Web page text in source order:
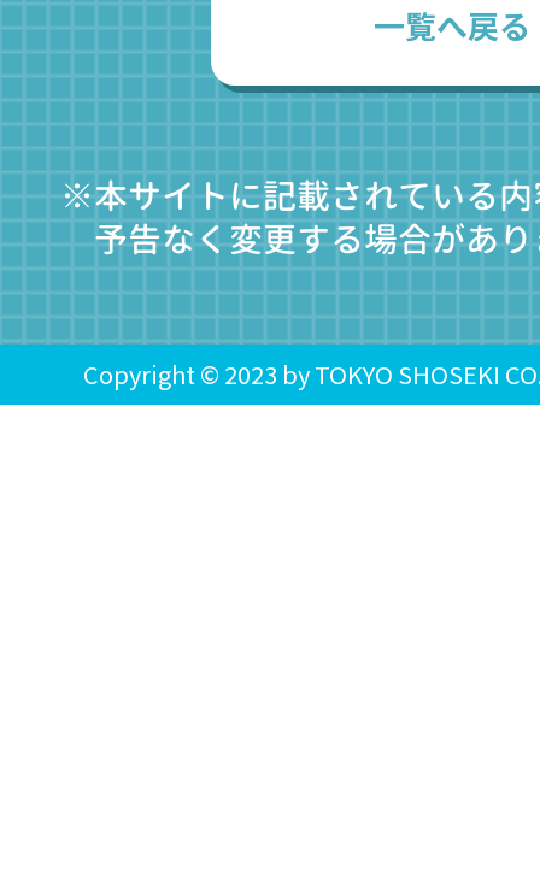
一覧へ戻る
※本サイトに記載されている
予告なく変更する場合があ
Copyright © 2023 by TOKYO SHOSEKI